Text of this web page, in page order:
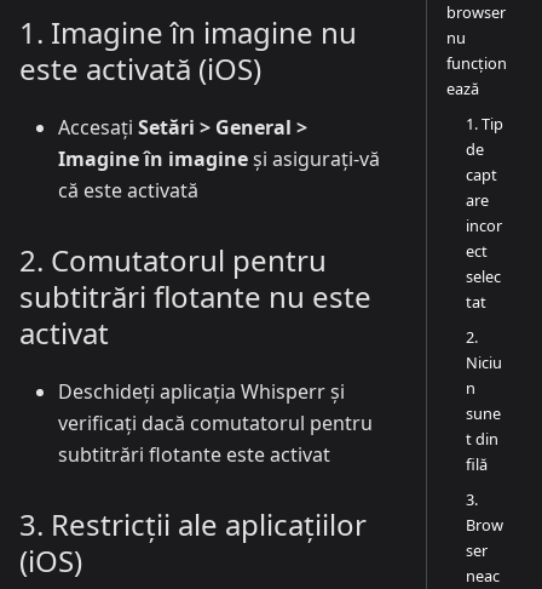
1. Imagine în imagine nu
este activată (iOS)
Accesați Setări > General >
Imagine în imagineși asigurați-vă
că este activată
2. Comutatorul pentru
subtitrări flotante nu este
activat
Deschideți aplicația Whisperr și
verificați dacă comutatorul pentru
subtitrări flotante este activat
3. Restricții ale aplicațiilor
(iOS)
browser
nu
funcțion
ează
1. Tip
de
capt
are
incor
ect
selec
tat
2.
Niciu
n
sune
t din
filă
3.
Brow
ser
neac